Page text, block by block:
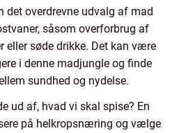
det overdrevne udvalg af mad
såsom overforbrug af
eller søde drikke. Det kan være
i denne madjungle og finde
sundhed og nydelse.
ud af, hvad vi skal spise? En
på helkropsnæring og vælge